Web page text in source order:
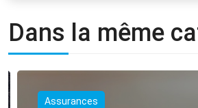
Dans la même
Assurances